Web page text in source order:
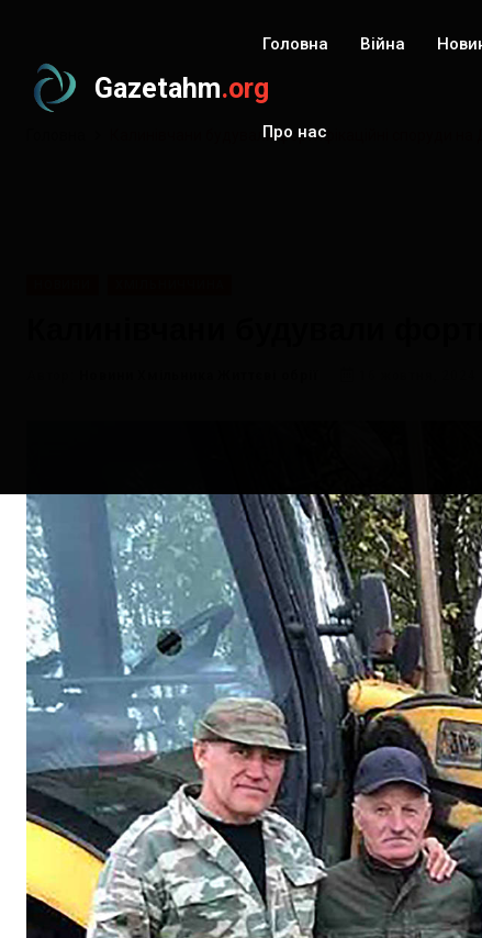
Gazetahm.org
Головна Війна
Про нас
Калинівчани будували фортифікаційні споруди на